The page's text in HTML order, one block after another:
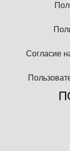
Согласие